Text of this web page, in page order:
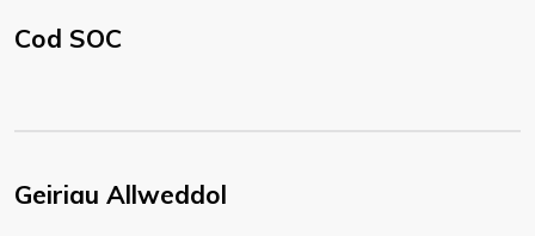
Cod SOC
Geiriau Allweddol